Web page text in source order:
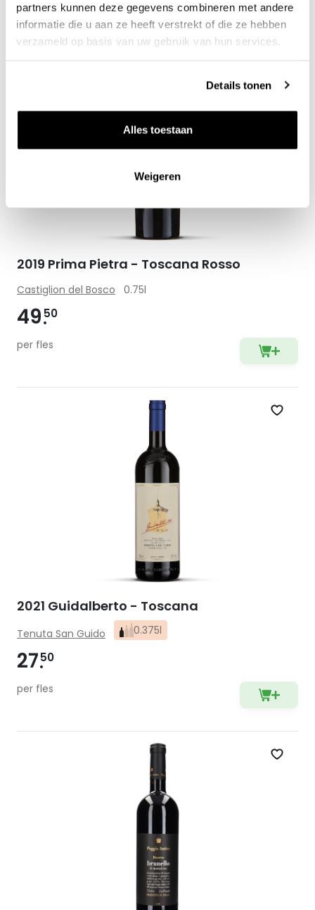
partners kunnen deze gegevens combineren met andere
informatie die u aan ze heeft verstrekt of die ze hebben
verzameld op basis van uw gebruik van hun services.
Details tonen
Alles toestaan
Weigeren
2019 Prima Pietra - Toscana Rosso
Castiglion del Bosco 0.75l
49 50
per fles
Zet
2021 Guidalberto - Toscana
Tenuta San Guido 0.375l
2750
per fles
Zet